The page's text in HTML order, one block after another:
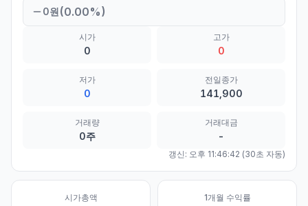
0원(0.00%)
시가
0
고가
0
저가
0
전일종가
141,900
거래량
0주
거래대금
-
갱신: 오후 11:46:42 (30초 자동)
시가총액 1개월 수익률